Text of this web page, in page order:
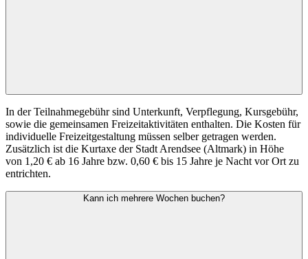
In der Teilnahmegebühr sind Unterkunft, Verpflegung, Kursgebühr,
sowie die gemeinsamen Freizeitaktivitäten enthalten. Die Kosten für
individuelle Freizeitgestaltung müssen selber getragen werden.
Zusätzlich ist die Kurtaxe der Stadt Arendsee (Altmark) in Höhe
von 1,20 € ab 16 Jahre bzw. 0,60 € bis 15 Jahre je Nacht vor Ort zu
entrichten.
Kann ich mehrere Wochen buchen?